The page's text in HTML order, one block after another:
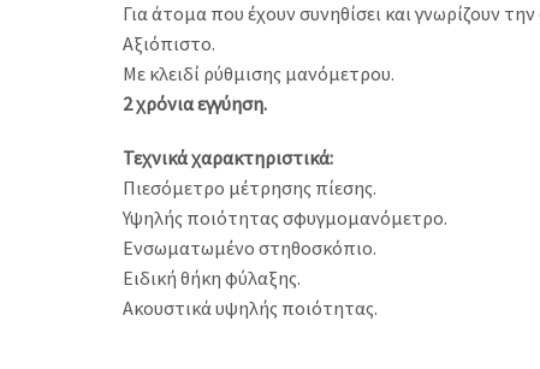
Για άτομα που έχουν συνηθίσει και γνωρίζουν
Αξιόπιστο.
Με κλειδί ρύθμισης μανόμετρου.
2 χρόνια εγγύηση.
Τεχνικά χαρακτηριστικά:
Πιεσόμετρο μέτρησης πίεσης.
Υψηλής ποιότητας σφυγμομανόμετρο.
Ενσωματωμένο στηθοσκόπιο.
Ειδική θήκη φύλαξης.
Ακουστικά υψηλής ποιότητας.